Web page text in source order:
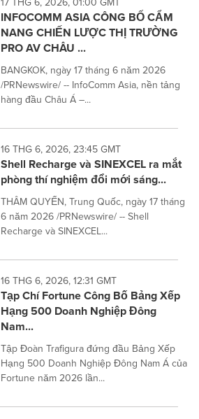
INFOCOMM ASIA CÔNG BỐ CẨM
NANG CHIẾN LƯỢC THỊ TRƯỜNG
PRO AV CHÂU ...
BANGKOK, ngày 17 tháng 6 năm 2026
/PRNewswire/ -- InfoComm Asia, nền tảng
hàng đầu Châu Á –...
16 THG 6, 2026, 23:45 GMT
Shell Recharge và SINEXCEL ra mắt
phòng thí nghiệm đổi mới sáng...
THÂM QUYẾN, Trung Quốc, ngày 17 tháng
6 năm 2026 /PRNewswire/ -- Shell
Recharge và SINEXCEL...
16 THG 6, 2026, 12:31 GMT
Tạp Chí Fortune Công Bố Bảng Xếp
Hạng 500 Doanh Nghiệp Đông
Nam...
Tập Đoàn Trafigura đứng đầu Bảng Xếp
Hạng 500 Doanh Nghiệp Đông Nam Á của
Fortune năm 2026 lần...